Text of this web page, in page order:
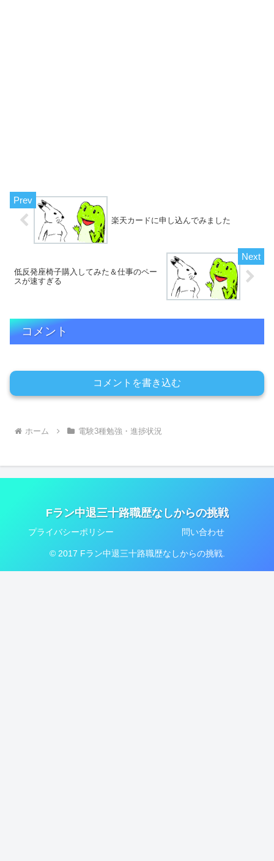
楽天カードに申し込んでみました
低反発座椅子購入してみた＆仕事のペー
スが速すぎる
コメント
コメントを書き込む
ホーム 電験3種勉強・進捗状況
Fラン中退三十路職歴なしからの挑戦
プライバシーポリシー 問い合わせ
© 2017 Fラン中退三十路職歴なしからの挑戦.